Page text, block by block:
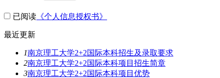
已阅读 《个人信息授权书》
最近更新
1南京理工大学2+2国际本科招生及录取要求
2南京理工大学2+2国际本科项目招生简章
3南京理工大学2+2国际本科项目优势